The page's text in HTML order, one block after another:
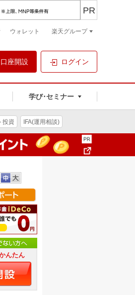
口座開設 ログイン
学び･セミナー
PR
ウォレット 楽天グループ
投資 IFA(運用相談)
んたん